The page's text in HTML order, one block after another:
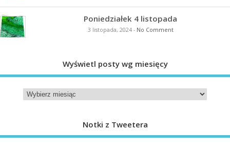
Poniedziałek 4 listopada
3 listopada, 2024- No Comment
Wyświetl posty wg miesięcy
Notki z Tweetera